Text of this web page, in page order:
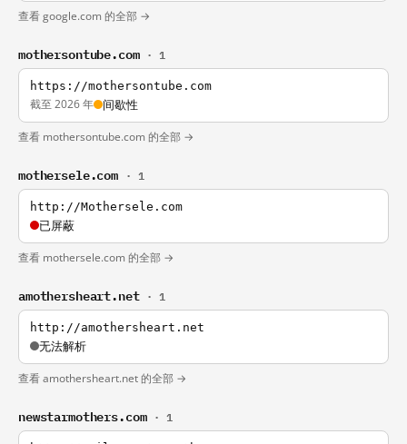
查看 google.com 的全部 →
mothersontube.com · 1
https://mothersontube.com
截至 2026 年 间歇性
查看 mothersontube.com 的全部 →
mothersele.com · 1
http://Mothersele.com
已屏蔽
查看 mothersele.com 的全部 →
amothersheart.net · 1
http://amothersheart.net
无法解析
查看 amothersheart.net 的全部 →
newstarmothers.com · 1